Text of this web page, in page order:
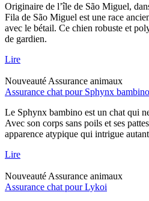
Originaire de l’île de São Miguel,
Fila de São Miguel est une race
avec le bétail. Ce chien robuste et
de gardien.
Lire
Nouveauté Assurance animaux
Assurance chat pour Sphynx bambino
Le Sphynx bambino est un chat qui
Avec son corps sans poils et ses
apparence atypique qui intrigue
Lire
Nouveauté Assurance animaux
Assurance chat pour Lykoi